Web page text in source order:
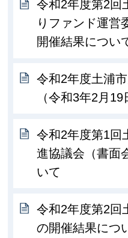
令和2年度第2回
りファンド運営
開催結果につい
令和2年度土浦
（令和3年2月19
令和2年度第1回
進協議会（書面
いて
令和2年度第2回
の開催結果につ